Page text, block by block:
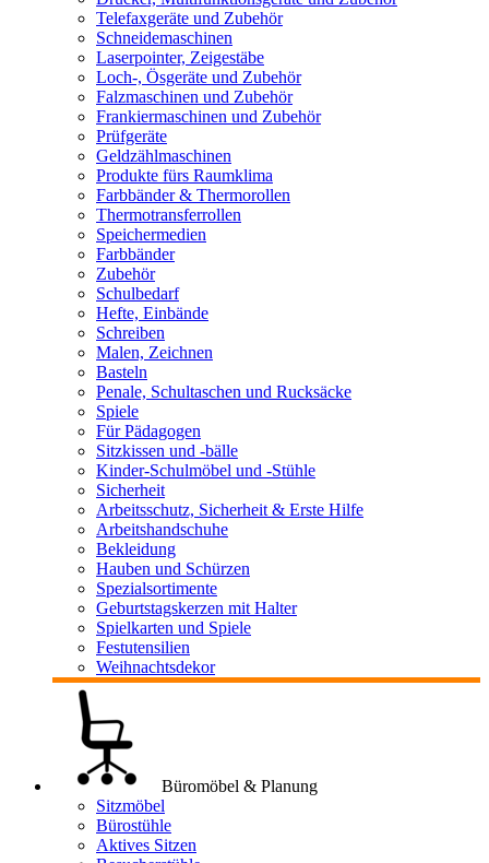
Telefaxgeräte und Zubehör
Schneidemaschinen
Laserpointer, Zeigestäbe
Loch-, Ösgeräte und Zubehör
Falzmaschinen und Zubehör
Frankiermaschinen und Zubehör
Prüfgeräte
Geldzählmaschinen
Produkte fürs Raumklima
Farbbänder & Thermorollen
Thermotransferrollen
Speichermedien
Farbbänder
Zubehör
Schulbedarf
Hefte, Einbände
Schreiben
Malen, Zeichnen
Basteln
Penale, Schultaschen und Rucksäcke
Spiele
Für Pädagogen
Sitzkissen und -bälle
Kinder-Schulmöbel und -Stühle
Sicherheit
Arbeitsschutz, Sicherheit & Erste Hilfe
Arbeitshandschuhe
Bekleidung
Hauben und Schürzen
Spezialsortimente
Geburtstagskerzen mit Halter
Spielkarten und Spiele
Festutensilien
Weihnachtsdekor
Büromöbel & Planung
Sitzmöbel
Bürostühle
Aktives Sitzen